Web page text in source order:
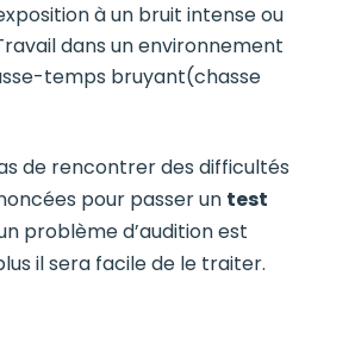
à un bruit intense ou
dans un environnement
temps bruyant(chasse
de rencontrer des difficultés
pour passer un test
problème d’audition est
il sera facile de le traiter.